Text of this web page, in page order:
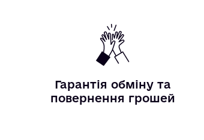
Гарантія обміну та
повернення грошей